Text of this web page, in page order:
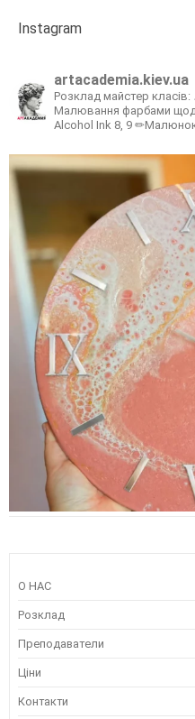
Instagram
artacademia.kiev.ua
Розклад майстер класів:
Малювання фарбами
Alcohol Ink 8, 9 ✏Малюнок
О НАС
Розклад
Преподаватели
Ціни
Контакти